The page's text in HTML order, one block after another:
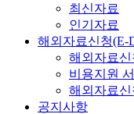
최신자료
인기자료
해외자료신청(E-
해외자료신
비용지원
해외자료
공지사항